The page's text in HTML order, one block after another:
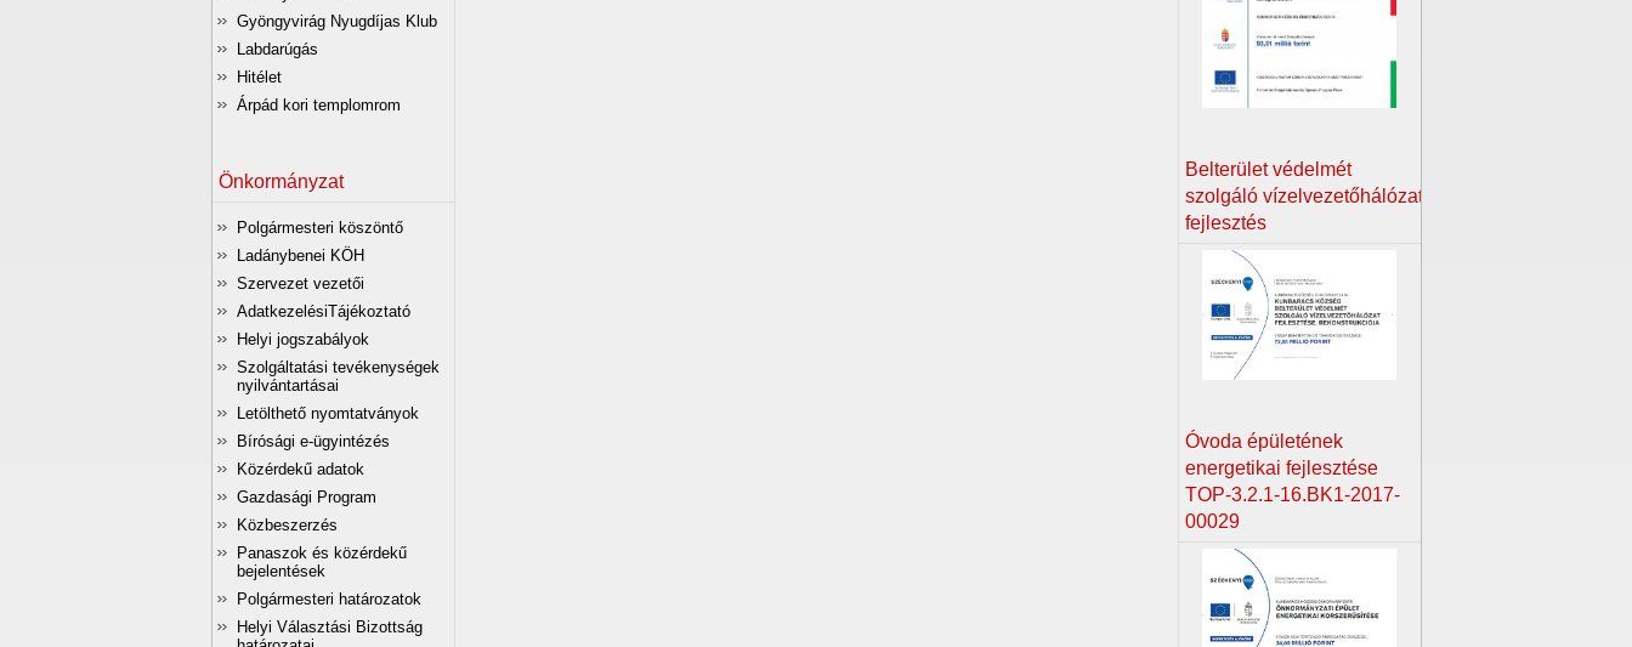
Gyöngyvirág Nyugdíjas Klub
Labdarúgás
Hitélet
Árpád kori templomrom
Önkormányzat
Polgármesteri köszöntő
Ladánybenei KÖH
Szervezet vezetői
AdatkezelésiTájékoztató
Helyi jogszabályok
Szolgáltatási tevékenységek
nyilvántartásai
Letölthető nyomtatványok
Bírósági e-ügyintézés
Közérdekű adatok
Gazdasági Program
Közbeszerzés
Panaszok és közérdekű
bejelentések
Polgármesteri határozatok
Helyi Választási Bizottság
Belterület védelmét
szolgáló vízelvezetőhálózat
fejlesztés
Óvoda épületének
energetikai fejlesztése
TOP-3.2.1-16.BK1-2017-
00029